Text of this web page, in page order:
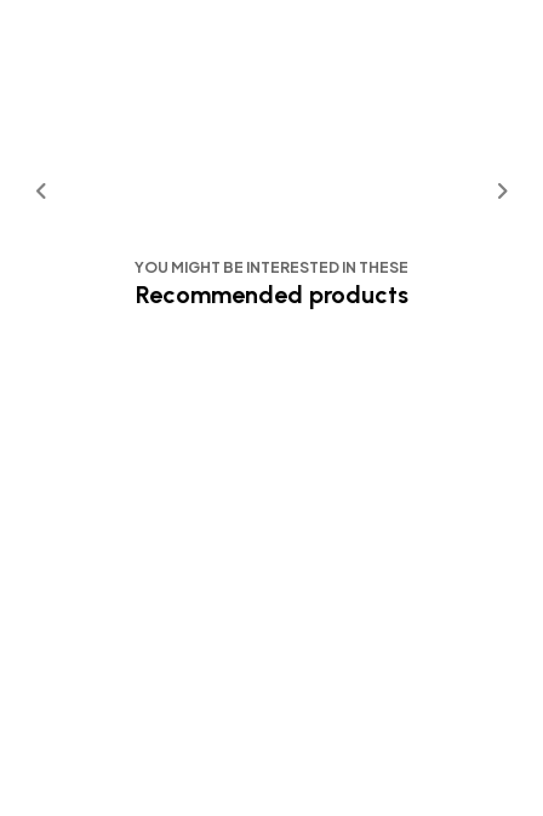
YOU MIGHT BE INTERESTED IN THESE
Recommended products